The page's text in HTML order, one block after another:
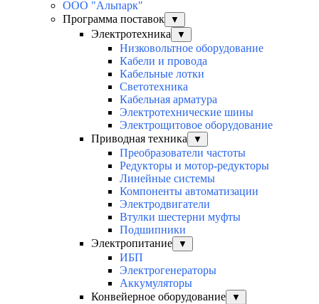
ООО "Альпарк"
Программа поставок
▼
Электротехника ▼
Низковольтное оборудование
Кабели и провода
Кабельные лотки
Светотехника
Кабельная арматура
Электротехнические шины
Электрощитовое оборудование
Приводная техника
▼
Преобразователи частоты
Редукторы и мотор-редукторы
Линейные системы
Компоненты автоматизации
Электродвигатели
Втулки шестерни муфты
Подшипники
Электропитание
▼
ИБП
Электрогенераторы
Аккумуляторы
Конвейерное оборудование
▼